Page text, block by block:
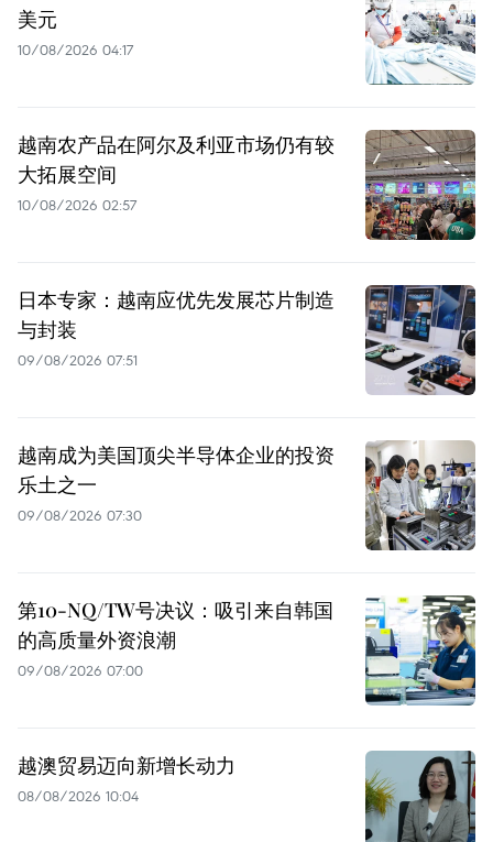
美元
10/08/2026 04:17
越南农产品在阿尔及利亚市场仍有较
大拓展空间
10/08/2026 02:57
日本专家：越南应优先发展芯片制造
与封装
09/08/2026 07:51
越南成为美国顶尖半导体企业的投资
乐土之一
09/08/2026 07:30
第10-NQ/TW号决议：吸引来自韩国
的高质量外资浪潮
09/08/2026 07:00
越澳贸易迈向新增长动力
08/08/2026 10:04